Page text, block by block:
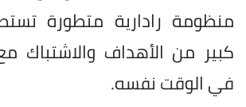
منظومة رادارية متطورة
كبير من الأهداف والاشتباك
في الوقت نفسه.